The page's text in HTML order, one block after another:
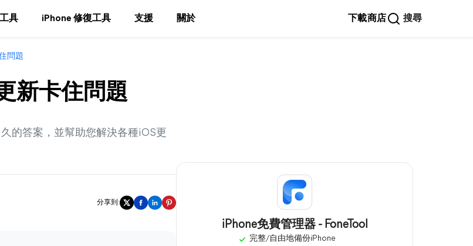
具 iPhone 修復工具 支援 關於 下載商店 搜尋
問題
新卡住問題
的答案，並幫助您解決各種iOS更
分享到:
iPhone免費管理器 - FoneTool
完整/自由地備份iPhone